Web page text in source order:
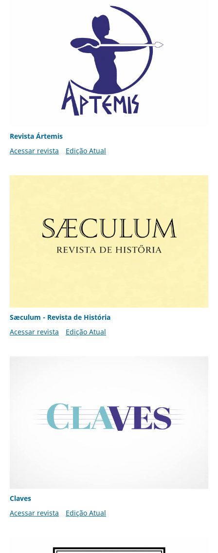
Revista Ártemis
Acessar revista
Edição Atual
Sæculum - Revista de História
Acessar revista
Edição Atual
Claves
Acessar revista
Edição Atual